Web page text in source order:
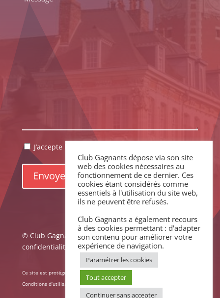
RGPDJ’accepte la politique de confidentialité.
© Club Gagnants –Mentions légales|Politique de
confidentialité
Ce site est protégé par reCAPTCHA. LaPolitique de confidentialité
Conditions d’utilisation
de Google s’appliquent.
Club Gagnants dépose via son site
web des cookies nécessaires au
fonctionnement de ce dernier. Ces
cookies étant considérés comme
essentiels à l'utilisation du site web,
ils ne peuvent être refusés.
Club Gagnants a également recours
à des cookies permettant : d'adapter
son contenu pour améliorer votre
expérience de navigation.
Paramétrer les cookies
Tout accepter
Continuer sans accepter